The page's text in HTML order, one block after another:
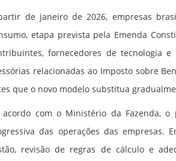
de janeiro de 2026, empresas
etapa prevista pela Emenda
fornecedores de tecnologia
relacionadas ao Imposto sobre
que o novo modelo substitua
acordo com o Ministério da Fazenda,
das operações das empresas.
revisão de regras de cálculo e